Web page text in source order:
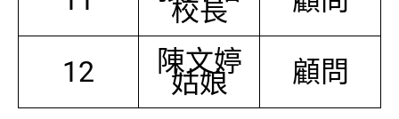
校長
12 陳文婷
姑娘 顧問